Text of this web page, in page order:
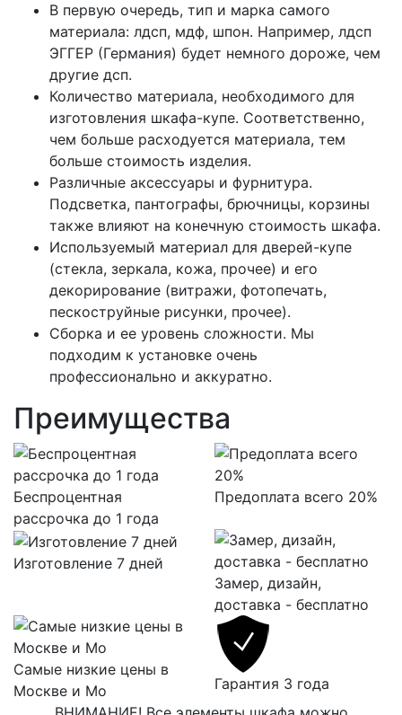
В первую очередь, тип и марка самого
материала: лдсп, мдф, шпон. Например, лдсп
ЭГГЕР (Германия) будет немного дороже, чем
другие дсп.
Количество материала, необходимого для
изготовления шкафа-купе. Соответственно,
чем больше расходуется материала, тем
больше стоимость изделия.
Различные аксессуары и фурнитура.
Подсветка, пантографы, брючницы, корзины
также влияют на конечную стоимость шкафа.
Используемый материал для дверей-купе
(стекла, зеркала, кожа, прочее) и его
декорирование (витражи, фотопечать,
пескоструйные рисунки, прочее).
Сборка и ее уровень сложности. Мы
подходим к установке очень
профессионально и аккуратно.
Преимущества
Беспроцентная
рассрочка до 1 года
Предоплата всего 20%
Изготовление 7 дней
Замер, дизайн,
доставка - бесплатно
Самые низкие цены в
Москве и Мо
Гарантия 3 года